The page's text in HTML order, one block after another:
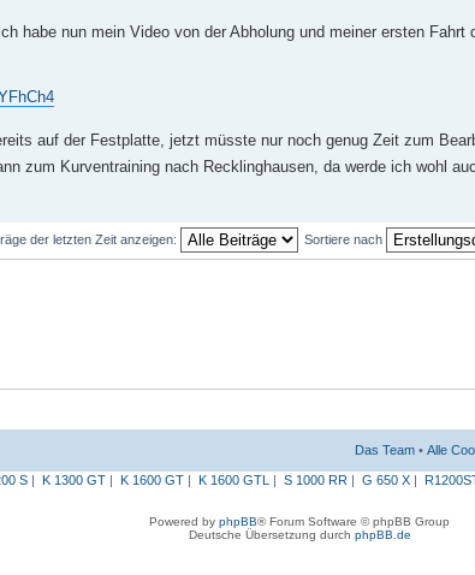
habe nun mein Video von der Abholung und meiner ersten Fahrt
auf der Festplatte, jetzt müsste nur noch genug Zeit zum
zum Kurventraining nach Recklinghausen, da werde ich wohl
der letzten Zeit anzeigen: Sortiere nach
Das Team • Alle
S| K 1300 GT| K 1600 GT| K 1600 GTL| S 1000 RR| G 650 X|
Powered by phpBB® Forum Software © phpBB Group
Deutsche Übersetzung durch phpBB.de